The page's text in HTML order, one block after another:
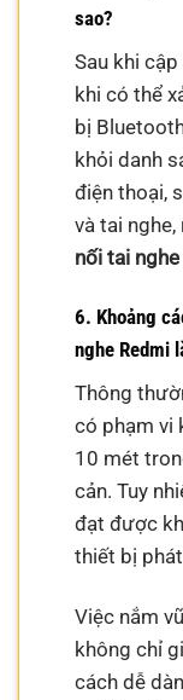
sao?
Sau khi
khi có thể
bị
khỏi danh
điện thoại,
và tai
nối tai
6. Khoảng
nghe Redmi
Thông
có phạm vi
10 mét
cản. Tuy
đạt được
thiết bị
Việc nắm
không chỉ
cách dễ